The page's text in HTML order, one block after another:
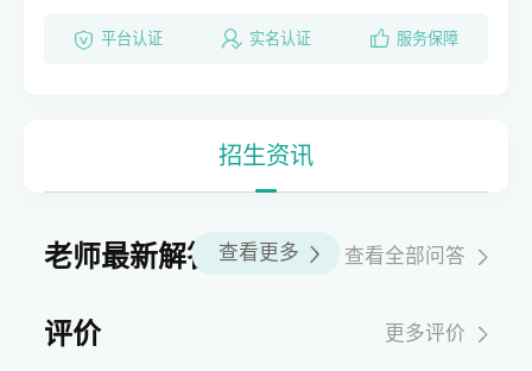
平台认证 实名认证 服务保障
招生资讯
查看更多
老师最新解答 查看全部问答
评价 更多评价